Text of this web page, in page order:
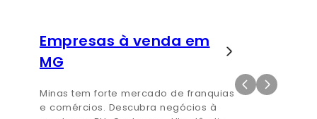
Empresas à venda em
MG
Minas tem forte mercado de franquias
e comércios. Descubra negócios à